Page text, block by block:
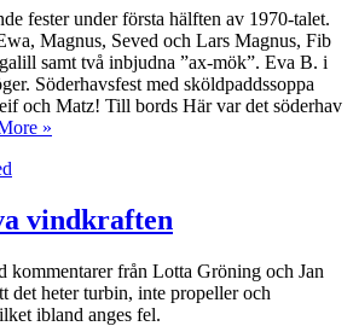
fester under första hälften av 1970-talet.
Magnus, Seved och Lars Magnus, Fib
samt två inbjudna ”ax-mök”. Eva B. i
Söderhavsfest med sköldpaddssoppa
och Matz! Till bords Här var det söderhav
»
vindkraften
kommentarer från Lotta Gröning och Jan
det heter turbin, inte propeller och
ibland anges fel.